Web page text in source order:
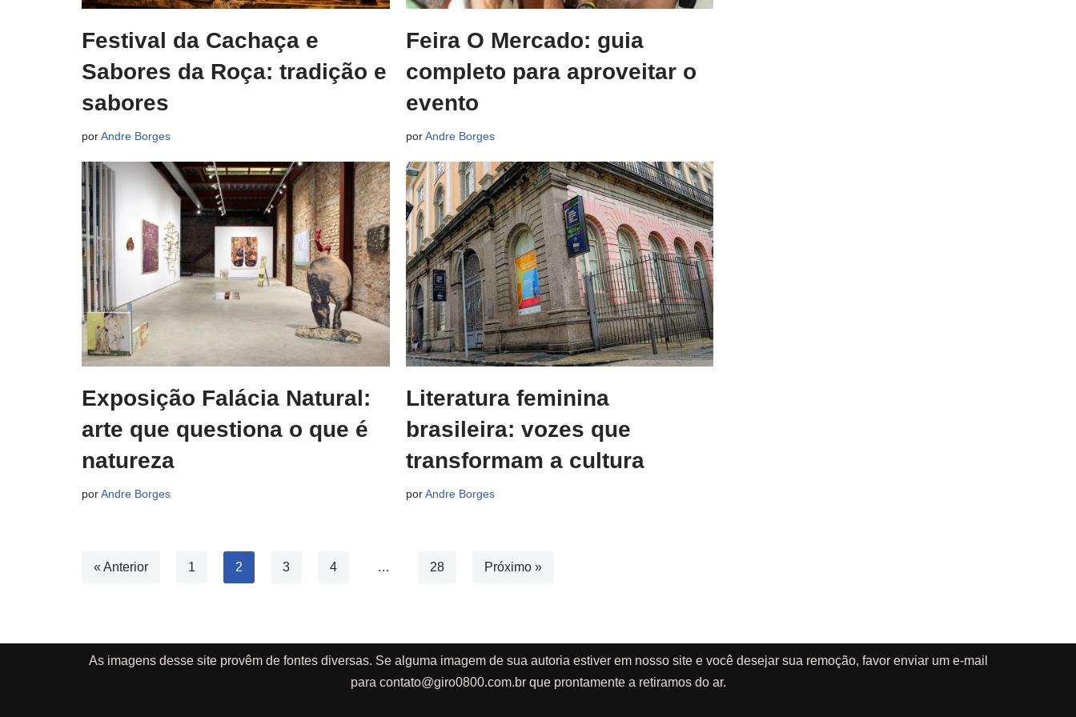
Festival da Cachaça e
Sabores da Roça: tradição e
sabores
porAndre Borges
Feira O Mercado: guia
completo para aproveitar o
evento
porAndre Borges
Exposição Falácia Natural:
arte que questiona o que é
natureza
porAndre Borges
Literatura feminina
brasileira: vozes que
transformam a cultura
porAndre Borges
« Anterior 1 2 3 4 … 28 Próximo »
As imagens desse site provêm de fontes diversas. Se alguma imagem de sua autoria estiver em nosso site e você desejar sua remoção, favor enviar um e-mail
para contato@giro0800.com.brque prontamente a retiramos do ar.